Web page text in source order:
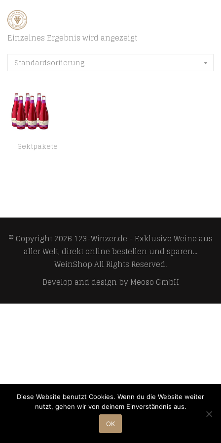
Einzelnes Ergebnis wird angezeigt
Standardsortierung
Sektpakete
© Copyright 2026 123-Winzer.de - Exklusive Weine aus
aller Welt, direkt online bestellen und sparen...
WeinShopAll Rights Reserved.
Develop and design byMeoso GmbH
Diese Website benutzt Cookies. Wenn du die Website weiter
nutzt, gehen wir von deinem Einverständnis aus.
OK